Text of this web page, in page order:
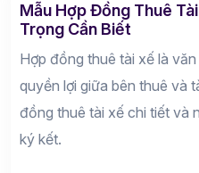
Mẫu Hợp Đồng Thuê
Trọng Cần Biết
Hợp đồng thuê tài xế là
quyền lợi giữa bên thuê và
đồng thuê tài xế chi tiết và
ký kết.